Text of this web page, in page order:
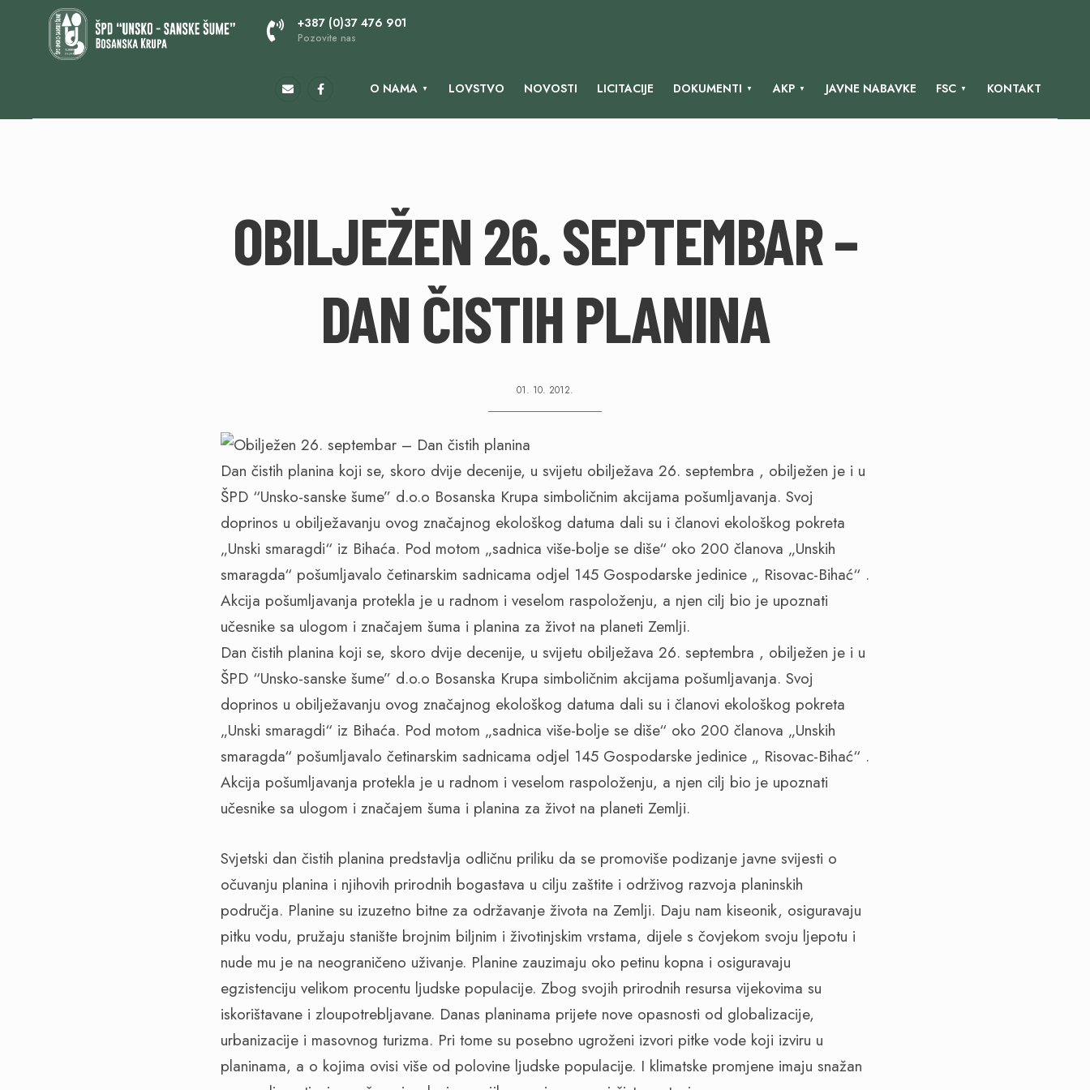
+387 (0)37 476 901
Pozovite nas
O NAMA LOVSTVO NOVOSTI LICITACIJE DOKUMENTI AKP JAVNE NABAVKE FSC KONTAKT
OBILJEŽEN 26. SEPTEMBAR –
DAN ČISTIH PLANINA
01. 10. 2012.
Dan čistih planina koji se, skoro dvije decenije, u svijetu obilježava 26. septembra , obilježen je i u
ŠPD “Unsko-sanske šume” d.o.o Bosanska Krupa simboličnim akcijama pošumljavanja. Svoj
doprinos u obilježavanju ovog značajnog ekološkog datuma dali su i članovi ekološkog pokreta
„Unski smaragdi“ iz Bihaća. Pod motom „sadnica više-bolje se diše“ oko 200 članova „Unskih
smaragda“ pošumljavalo četinarskim sadnicama odjel 145 Gospodarske jedinice „ Risovac-Bihać“ .
Akcija pošumljavanja protekla je u radnom i veselom raspoloženju, a njen cilj bio je upoznati
učesnike sa ulogom i značajem šuma i planina za život na planeti Zemlji.
Dan čistih planina koji se, skoro dvije decenije, u svijetu obilježava 26. septembra , obilježen je i u
ŠPD “Unsko-sanske šume” d.o.o Bosanska Krupa simboličnim akcijama pošumljavanja. Svoj
doprinos u obilježavanju ovog značajnog ekološkog datuma dali su i članovi ekološkog pokreta
„Unski smaragdi“ iz Bihaća. Pod motom „sadnica više-bolje se diše“ oko 200 članova „Unskih
smaragda“ pošumljavalo četinarskim sadnicama odjel 145 Gospodarske jedinice „ Risovac-Bihać“ .
Akcija pošumljavanja protekla je u radnom i veselom raspoloženju, a njen cilj bio je upoznati
učesnike sa ulogom i značajem šuma i planina za život na planeti Zemlji.
Svjetski dan čistih planina predstavlja odličnu priliku da se promoviše podizanje javne svijesti o
očuvanju planina i njihovih prirodnih bogastava u cilju zaštite i održivog razvoja planinskih
područja. Planine su izuzetno bitne za održavanje života na Zemlji. Daju nam kiseonik, osiguravaju
pitku vodu, pružaju stanište brojnim biljnim i životinjskim vrstama, dijele s čovjekom svoju ljepotu i
nude mu je na neograničeno uživanje. Planine zauzimaju oko petinu kopna i osiguravaju
egzistenciju velikom procentu ljudske populacije. Zbog svojih prirodnih resursa vijekovima su
iskorištavane i zloupotrebljavane. Danas planinama prijete nove opasnosti od globalizacije,
urbanizacije i masovnog turizma. Pri tome su posebno ugroženi izvori pitke vode koji izviru u
planinama, a o kojima ovisi više od polovine ljudske populacije. I klimatske promjene imaju snažan